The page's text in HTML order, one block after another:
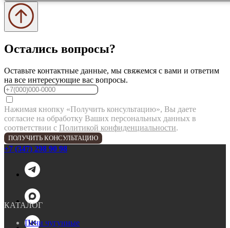
Остались вопросы?
Оставьте контактные данные, мы свяжемся с вами и ответим
на все интересующие вас вопросы.
Нажимая кнопку «Получить консультацию», Вы даете
согласие на обработку Ваших персональных данных в
соответствии с Политикой конфиденциальности.
ПОЛУЧИТЬ КОНСУЛЬТАЦИЮ
+7 (347) 298 90 98
КАТАЛОГ
Печи чугунные